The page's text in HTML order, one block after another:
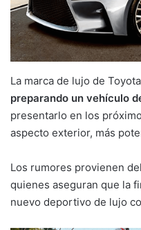
La marca de lujo de
preparando un vehículo
presentarlo en los
aspecto exterior, más
Los rumores provienen del
quienes aseguran que la
nuevo deportivo de lujo